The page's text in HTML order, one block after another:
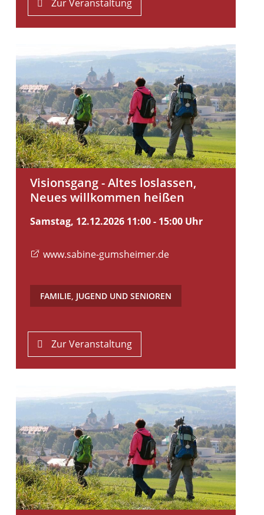
Zur Veranstaltung
Visionsgang - Altes loslassen,
Neues willkommen heißen
Samstag, 12.12.2026 11:00 - 15:00 Uhr
www.sabine-gumsheimer.de
FAMILIE, JUGEND UND SENIOREN
Zur Veranstaltung